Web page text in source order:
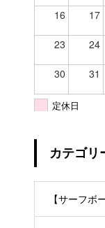
16 17
23 24
30 31
定休日
カテゴリ
【サーフボ